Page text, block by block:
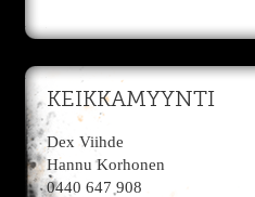
KEIKKAMYYNTI
Dex Viihde
Hannu Korhonen
0440 647 908